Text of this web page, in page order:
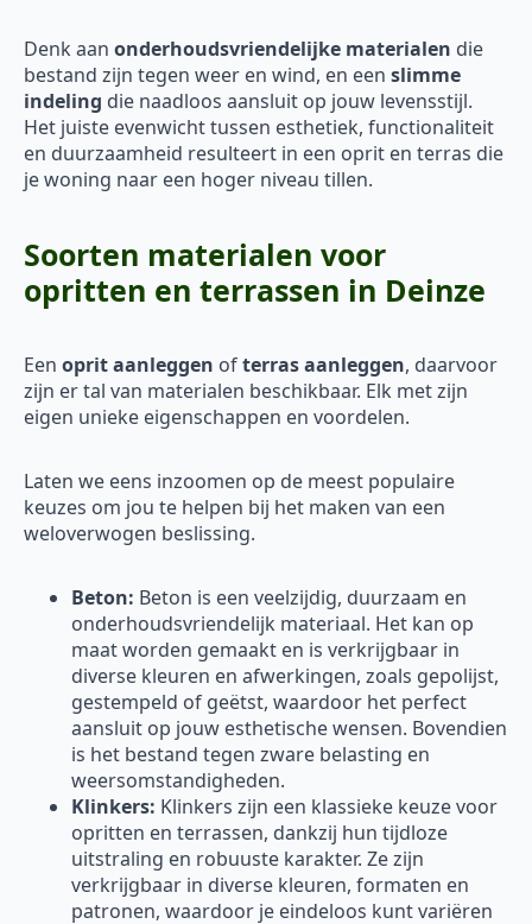
Denk aan onderhoudsvriendelijke materialen die
bestand zijn tegen weer en wind, en een slimme
indeling die naadloos aansluit op jouw levensstijl.
Het juiste evenwicht tussen esthetiek, functionaliteit
en duurzaamheid resulteert in een oprit en terras die
je woning naar een hoger niveau tillen.
Soorten materialen voor
opritten en terrassen in Deinze
Een oprit aanleggen ofterras aanleggen, daarvoor
zijn er tal van materialen beschikbaar. Elk met zijn
eigen unieke eigenschappen en voordelen.
Laten we eens inzoomen op de meest populaire
keuzes om jou te helpen bij het maken van een
weloverwogen beslissing.
Beton: Beton is een veelzijdig, duurzaam en
onderhoudsvriendelijk materiaal. Het kan op
maat worden gemaakt en is verkrijgbaar in
diverse kleuren en afwerkingen, zoals gepolijst,
gestempeld of geëtst, waardoor het perfect
aansluit op jouw esthetische wensen. Bovendien
is het bestand tegen zware belasting en
weersomstandigheden.
Klinkers: Klinkers zijn een klassieke keuze voor
opritten en terrassen, dankzij hun tijdloze
uitstraling en robuuste karakter. Ze zijn
verkrijgbaar in diverse kleuren, formaten en
patronen, waardoor je eindeloos kunt variëren